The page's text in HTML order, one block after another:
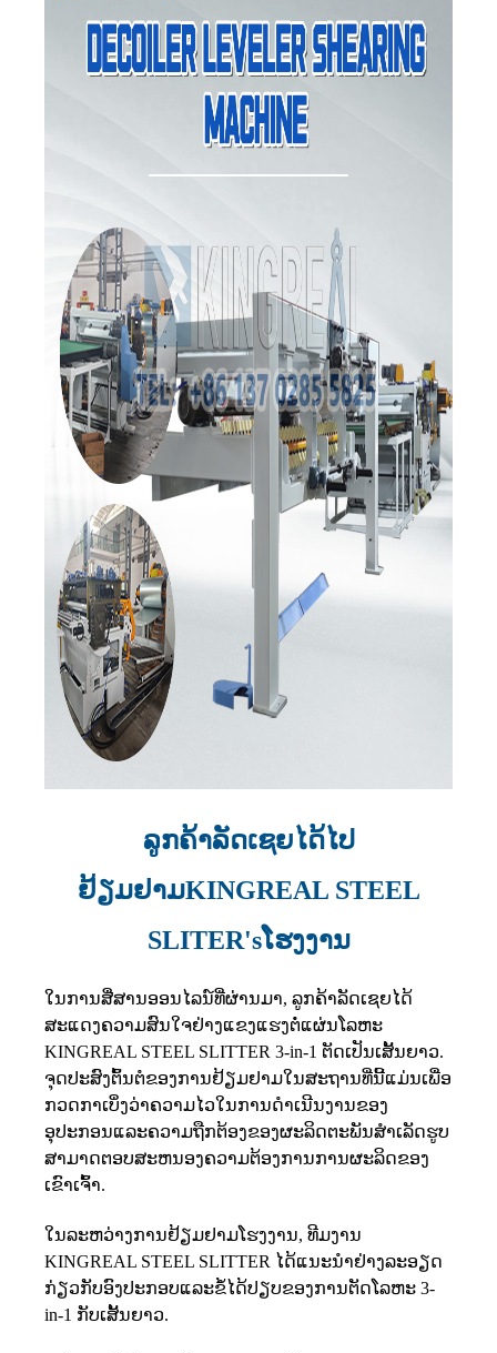
ລູກຄ້າລັດເຊຍໄດ້ໄປ
ຢ້ຽມຢາມKINGREAL STEEL
SLITER'sໂຮງງານ
ໃນການສື່ສານອອນໄລນ໌ທີ່ຜ່ານມາ, ລູກຄ້າລັດເຊຍໄດ້
ສະແດງຄວາມສົນໃຈຢ່າງແຂງແຮງຕໍ່ແຜ່ນໂລຫະ
KINGREAL STEEL SLITTER 3-in-1 ຕັດເປັນເສັ້ນຍາວ.
ຈຸດປະສົງຕົ້ນຕໍຂອງການຢ້ຽມຢາມໃນສະຖານທີ່ນີ້ແມ່ນເພື່ອ
ກວດກາເບິ່ງວ່າຄວາມໄວໃນການດໍາເນີນງານຂອງ
ອຸປະກອນແລະຄວາມຖືກຕ້ອງຂອງຜະລິດຕະພັນສໍາເລັດຮູບ
ສາມາດຕອບສະຫນອງຄວາມຕ້ອງການການຜະລິດຂອງ
ເຂົາເຈົ້າ.
ໃນລະຫວ່າງການຢ້ຽມຢາມໂຮງງານ, ທີມງານ
KINGREAL STEEL SLITTER ໄດ້ແນະນໍາຢ່າງລະອຽດ
ກ່ຽວກັບອົງປະກອບແລະຂໍ້ໄດ້ປຽບຂອງການຕັດໂລຫະ 3-
in-1 ກັບເສັ້ນຍາວ.